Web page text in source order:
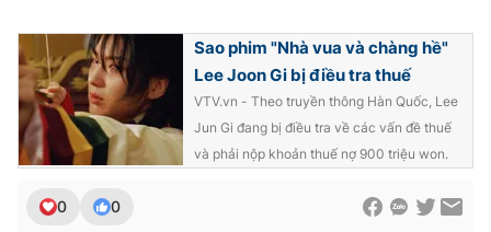
Email:
toasoan@vtv.vn
Liên hệ quảng cáo: 024-7300.7108
Sao phim "Nhà vua và chàng hề"
Lee Joon Gi bị điều tra thuế
VTV.vn - Theo truyền thông Hàn Quốc, Lee
Jun Gi đang bị điều tra về các vấn đề thuế
và phải nộp khoản thuế nợ 900 triệu won.
0 0